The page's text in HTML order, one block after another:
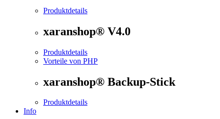
Produktdetails
xaranshop® V4.0
Produktdetails
Vorteile von PHP
xaranshop® Backup-Stick
Produktdetails
Info